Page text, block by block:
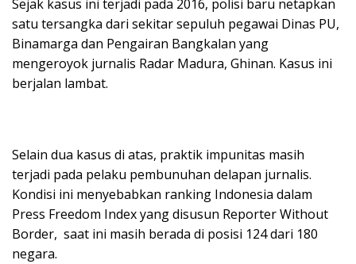
Sejak kasus ini terjadi pada 2016, polisi baru netapkan
satu tersangka dari sekitar sepuluh pegawai Dinas PU,
Binamarga dan Pengairan Bangkalan yang
mengeroyok jurnalis Radar Madura, Ghinan. Kasus ini
berjalan lambat.
Selain dua kasus di atas, praktik impunitas masih
terjadi pada pelaku pembunuhan delapan jurnalis.
Kondisi ini menyebabkan ranking Indonesia dalam
Press Freedom Index yang disusun Reporter Without
Border, saat ini masih berada di posisi 124 dari 180
negara.